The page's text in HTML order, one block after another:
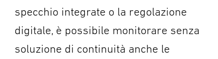
specchio integrate o la regolazione
digitale, è possibile monitorare senza
soluzione di continuità anche le